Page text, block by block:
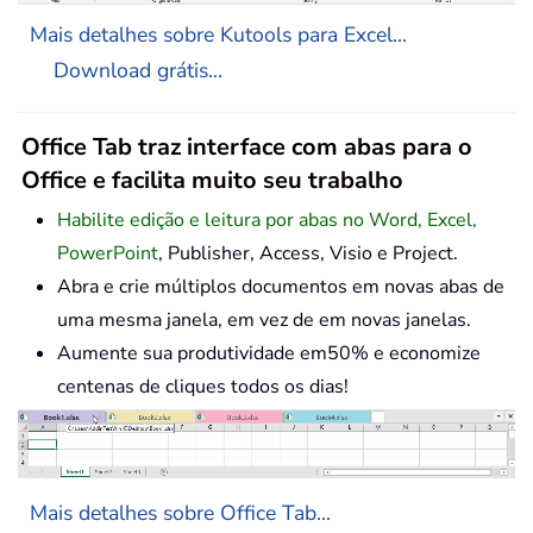
Mais detalhes sobre Kutools para Excel...
Download grátis...
Office Tab traz interface com abas para o
Office e facilita muito seu trabalho
Habilite edição e leitura por abas no Word, Excel,
PowerPoint, Publisher, Access, Visio e Project.
Abra e crie múltiplos documentos em novas abas de
uma mesma janela, em vez de em novas janelas.
Aumente sua produtividade em50% e economize
centenas de cliques todos os dias!
Mais detalhes sobre Office Tab...